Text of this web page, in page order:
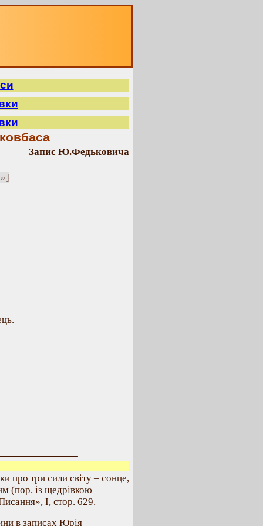
Запис Ю.Федьковича
про три сили світу – сонце,
(пор. із щедрівкою
І, стор. 629.
в записах Юрія